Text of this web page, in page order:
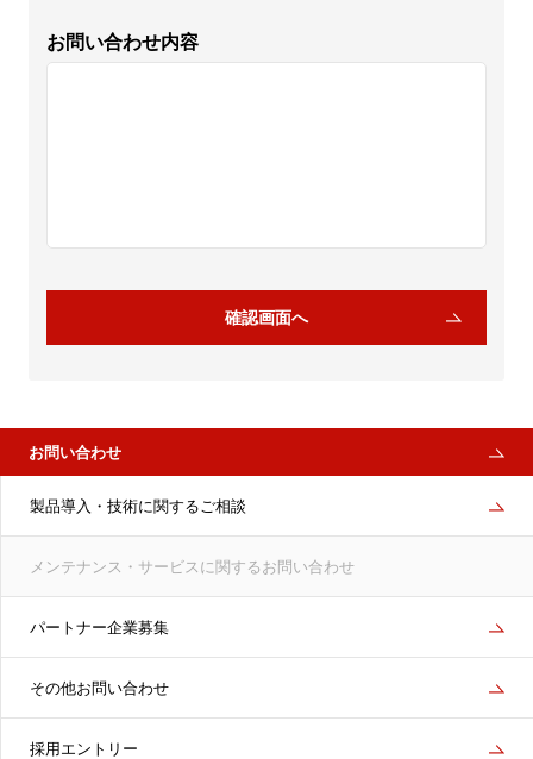
お問い合わせ内容
お問い合わせ
製品導入・技術に関するご相談
メンテナンス・サービスに関するお問い合わせ
パートナー企業募集
その他お問い合わせ
採用エントリー